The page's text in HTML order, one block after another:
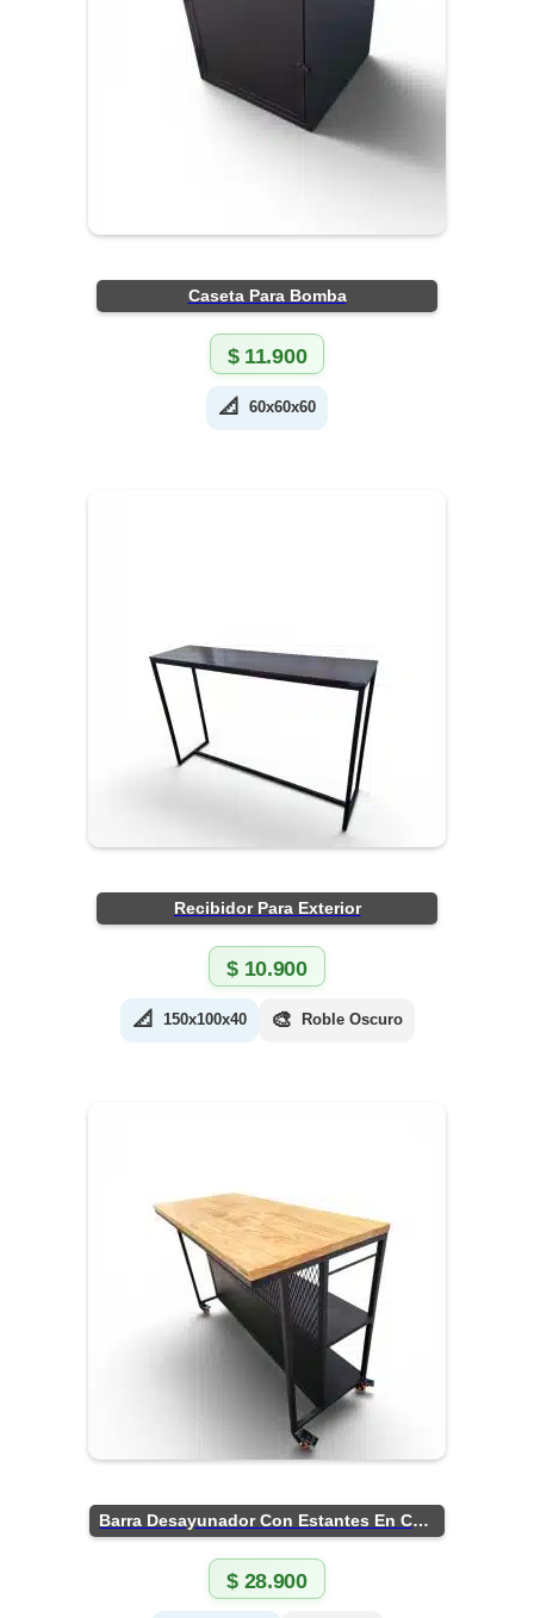
Caseta Para Bomba
$11.900
📐 60x60x60
Recibidor Para Exterior
$10.900
📐 150x100x40 🎨 Roble Oscuro
Barra Desayunador Con Estantes En Chapa
$28.900